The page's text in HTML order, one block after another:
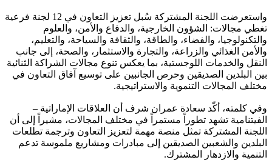
واستعرضت اللجنة المشتركة سُبل تعزيز التعاون في 12 لجنة فرعية
تغطي مجالات: الشؤون الخارجية، والدفاع والأمن، والعلوم
والتكنولوجيا، والفضاء، والطاقة، والثقافة والسياحة، والتعليم،
والأمن الغذائي والزراعة، والتجارة والاستثمار، والصحة، إلى جانب
النقل والخدمات اللوجستية، بما يعكس تنوع مجالات الشراكة الثنائية
بين البلدين الصديقين وحرص الجانبين على توسيع آفاق التعاون في
مختلف المجالات التنموية والاستراتيجية.
وفي كلمته، أكّد سعادة عمران شرف أن العلاقات الإماراتية –
الفيتنامية تشهد تطوراً مستمراً في مختلف المجالات، مشيراً إلى أن
اللجنة المشتركة تمثل منصة مهمة لتعزيز التعاون وترجمة تطلعات
البلدين والشعبين الصديقين إلى مبادرات ومشاريع ملموسة تدعم
التنمية والازدهار المشترك.